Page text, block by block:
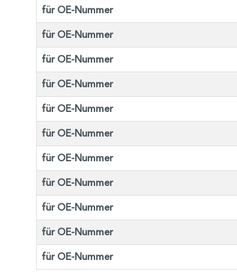
für OE-Nummer
für OE-Nummer
für OE-Nummer
für OE-Nummer
für OE-Nummer
für OE-Nummer
für OE-Nummer
für OE-Nummer
für OE-Nummer
für OE-Nummer
für OE-Nummer